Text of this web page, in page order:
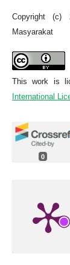
Copyright (c)
Masyarakat
This work is
International
0